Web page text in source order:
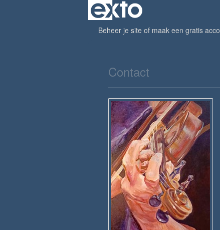
Beheer je site of maak een gratis
Contact